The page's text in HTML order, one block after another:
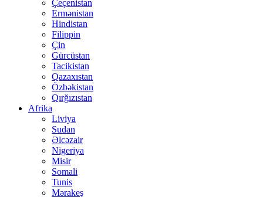
Çeçenistan
Ermənistan
Hindistan
Filippin
Çin
Gürcüstan
Tacikistan
Qazaxıstan
Özbəkistan
Qırğızıstan
Afrika
Liviya
Sudan
Əlcəzair
Nigeriya
Misir
Somali
Tunis
Mərakeş